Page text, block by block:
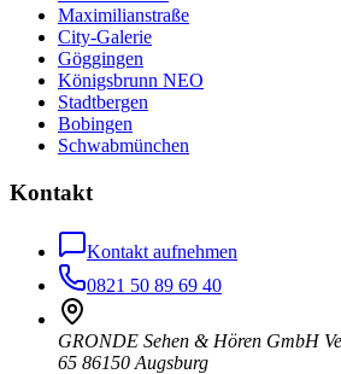
Maximilianstraße
City-Galerie
Göggingen
Königsbrunn NEO
Stadtbergen
Bobingen
Schwabmünchen
Kontakt
Kontakt aufnehmen
0821 50 89 69 40
GRONDE Sehen & Hören GmbH
65 86150 Augsburg